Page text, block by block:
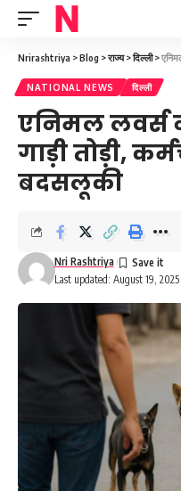
Nrirashtriya >Blog >राज्य>दिल्ली>
NATIONAL NEWS दिल्ली
एनिमल लवर्स
गाड़ी तोड़ी,
बदसलूकी
Last updated: August 19, 2025
Nri Rashtriya